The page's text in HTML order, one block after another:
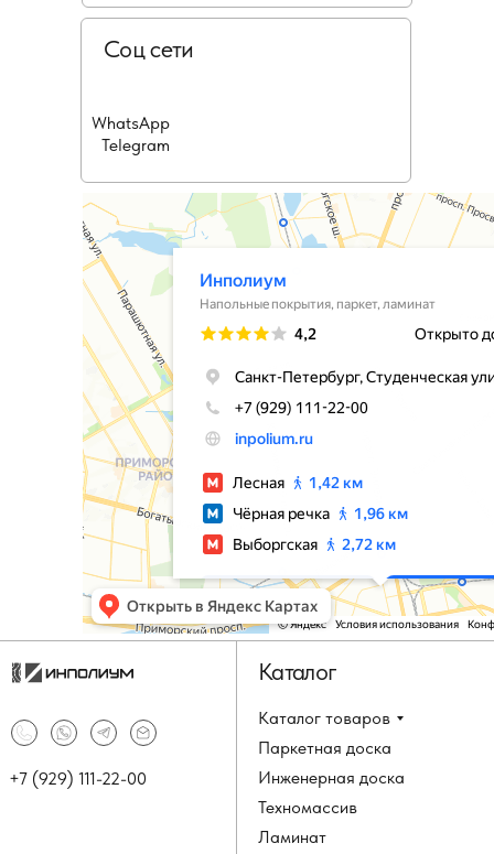
Соц сети
WhatsApp
Telegram
Каталог товаров
Паркетная доска
Инженерная доска
Техномассив
+7 (929) 111-22-00
Каталог
Ламинат